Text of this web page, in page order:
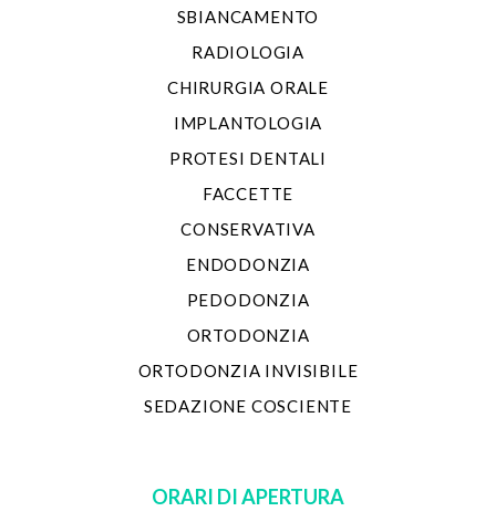
SBIANCAMENTO
RADIOLOGIA
CHIRURGIA ORALE
IMPLANTOLOGIA
PROTESI DENTALI
FACCETTE
CONSERVATIVA
ENDODONZIA
PEDODONZIA
ORTODONZIA
ORTODONZIA INVISIBILE
SEDAZIONE COSCIENTE
ORARI DI APERTURA